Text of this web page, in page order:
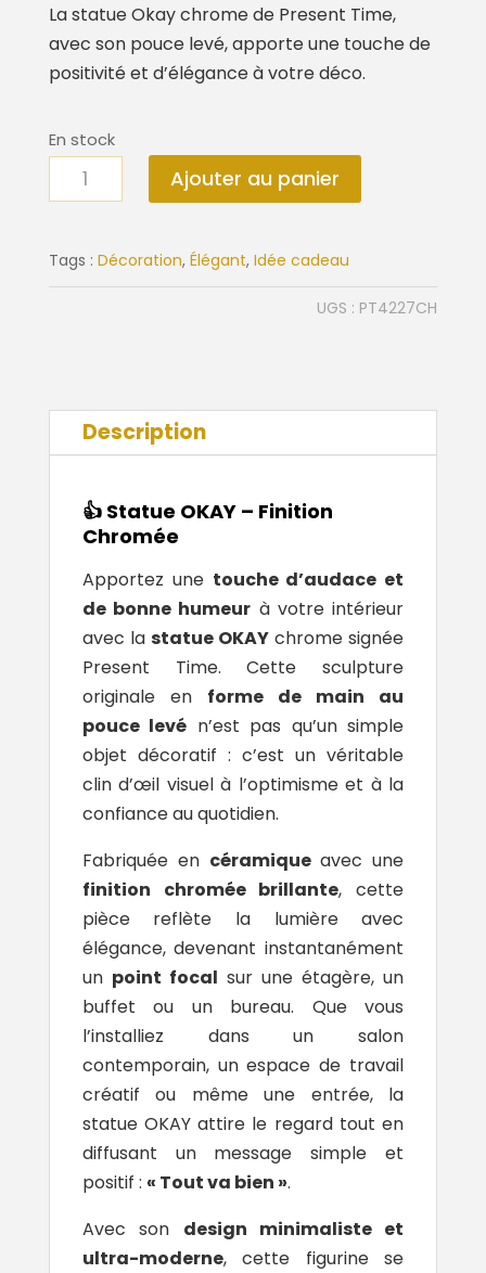
La statue Okay chrome de Present Time,
avec son pouce levé, apporte une touche de
positivité et d’élégance à votre déco.
En stock
quantité
de
Okay
chrome
Ajouter au panier
Tags : Décoration, Élégant, Idée cadeau
UGS : PT4227CH
Description
👍 Statue OKAY – Finition
Chromée
Apportez une touche d’audace et
de bonne humeur à votre intérieur
avec la statue OKAY chrome signée
Present Time. Cette sculpture
originale en forme de main au
pouce levé n’est pas qu’un simple
objet décoratif : c’est un véritable
clin d’œil visuel à l’optimisme et à la
confiance au quotidien.
Fabriquée en céramiqueavec une
finition chromée brillante, cette
pièce reflète la lumière avec
élégance, devenant instantanément
un point focal sur une étagère, un
buffet ou un bureau. Que vous
l’installiez dans un salon
contemporain, un espace de travail
créatif ou même une entrée, la
statue OKAY attire le regard tout en
diffusant un message simple et
positif : « Tout va bien ».
Avec son design minimaliste et
ultra-moderne, cette figurine se